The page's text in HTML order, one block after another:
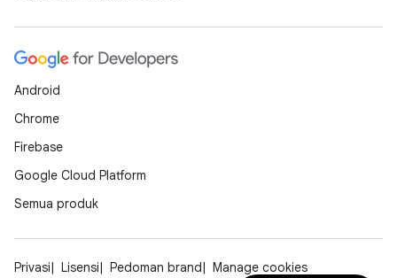
Android
Chrome
Firebase
Google Cloud Platform
Semua produk
Privasi Lisensi Pedoman brand Manage cookies